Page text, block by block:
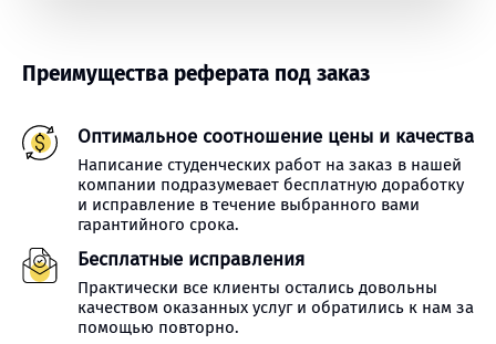
Преимущества реферата под заказ
Оптимальное соотношение цены и качества
Написание студенческих работ на заказ в нашей
компании подразумевает бесплатную доработку
и исправление в течение выбранного вами
гарантийного срока.
Бесплатные исправления
Практически все клиенты остались довольны
качеством оказанных услуг и обратились к нам за
помощью повторно.